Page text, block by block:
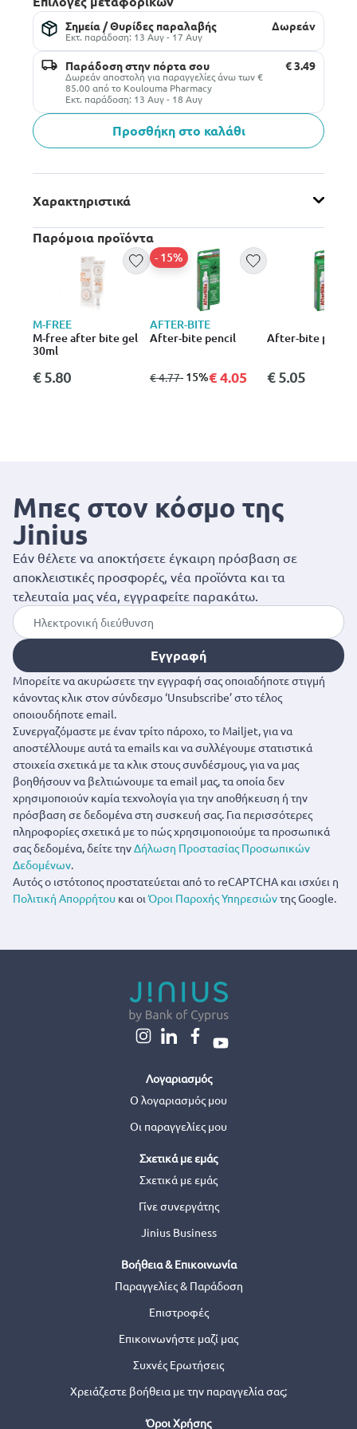
Σημεία / Θυρίδες παραλαβής
Εκτ. παράδοση: 13 Αυγ - 17 Αυγ
Δωρεάν
Παράδοση στην πόρτα σου
Δωρεάν αποστολή για παραγγελίες άνω των €
85.00 από το Koulouma Pharmacy
Εκτ. παράδοση: 13 Αυγ - 18 Αυγ
€ 3.49
Προσθήκη στο καλάθι
Χαρακτηριστικά
Παρόμοια προϊόντα
M-FREE
M-free after bite gel
30ml
€ 5.80
AFTER-BITE
After-bite pencil
από
€ 4.77σε
- 15%
- 15%€ 4.05
After-bite pencil
€ 5.05
Μπες στον κόσμο της
Jinius
Εάν θέλετε να αποκτήσετε έγκαιρη πρόσβαση σε
αποκλειστικές προσφορές, νέα προϊόντα και τα
τελευταία μας νέα, εγγραφείτε παρακάτω.
Εγγραφή
Μπορείτε να ακυρώσετε την εγγραφή σας οποιαδήποτε στιγμή
κάνοντας κλικ στον σύνδεσμο ‘Unsubscribe’ στο τέλος
οποιουδήποτε email.
Συνεργαζόμαστε με έναν τρίτο πάροχο, το Mailjet, για να
αποστέλλουμε αυτά τα emails και να συλλέγουμε στατιστικά
στοιχεία σχετικά με τα κλικ στους συνδέσμους, για να μας
βοηθήσουν να βελτιώνουμε τα email μας, τα οποία δεν
χρησιμοποιούν καμία τεχνολογία για την αποθήκευση ή την
πρόσβαση σε δεδομένα στη συσκευή σας. Για περισσότερες
πληροφορίες σχετικά με το πώς χρησιμοποιούμε τα προσωπικά
σας δεδομένα, δείτε την Δήλωση Προστασίας Προσωπικών
Δεδομένων
Αυτός ο ιστότοπος προστατεύεται από το reCAPTCHA και ισχύει η
Πολιτική Απορρήτου και οιΌροι Παροχής Υπηρεσιώντης Google.
Λογαριασμός
Ο λογαριασμός μου
Οι παραγγελίες μου
Σχετικά με εμάς
Σχετικά με εμάς
Γίνε συνεργάτης
Jinius Business
Βοήθεια & Επικοινωνία
Παραγγελίες & Παράδοση
Επιστροφές
Επικοινωνήστε μαζί μας
Συχνές Ερωτήσεις
Χρειάζεστε βοήθεια με την παραγγελία σας;
Όροι Χρήσης